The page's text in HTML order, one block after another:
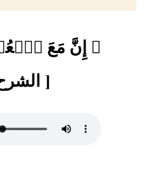
﴿ إِنَّ مَعَ
[ الشرح: